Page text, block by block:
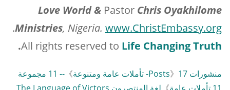
Love World & Pastor Chris Oyakhilome
Ministries, Nigeria. www.ChristEmbassy.org
.
All rights reserved to Life Changing Truth
.
منشورات Posts 》 17- تأملات عامة ومتنوعة 》
-- 11 مجموعة